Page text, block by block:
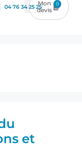
04 76 34 25 25 0
et